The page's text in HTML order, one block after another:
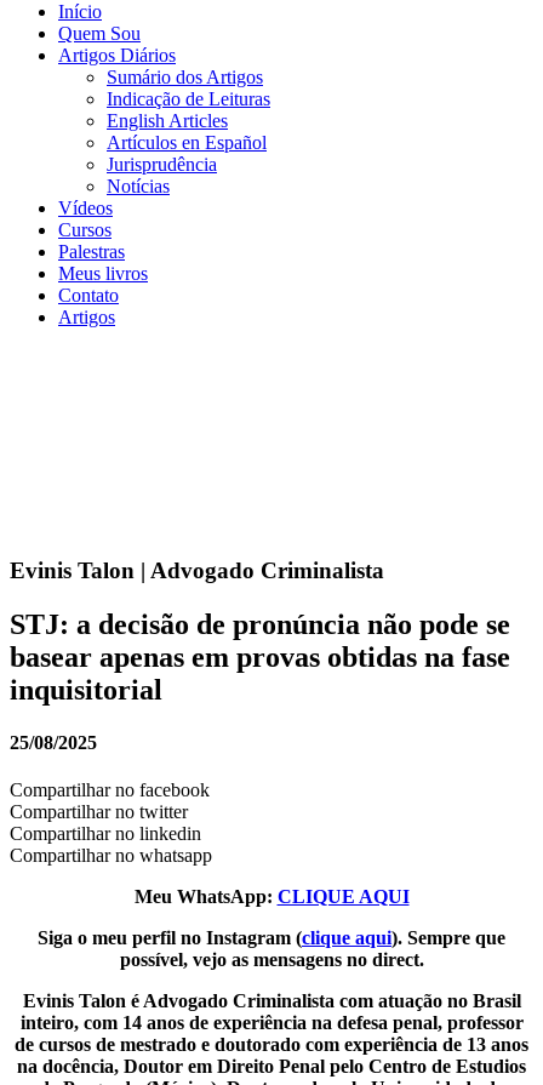
Início
Quem Sou
Artigos Diários
Sumário dos Artigos
Indicação de Leituras
English Articles
Artículos en Español
Jurisprudência
Notícias
Vídeos
Cursos
Palestras
Meus livros
Contato
Artigos
Evinis Talon | Advogado Criminalista
STJ: a decisão de pronúncia não pode se
basear apenas em provas obtidas na fase
inquisitorial
25/08/2025
Compartilhar no facebook
Compartilhar no twitter
Compartilhar no linkedin
Compartilhar no whatsapp
Meu WhatsApp: CLIQUE AQUI
Siga o meu perfil no Instagram (clique aqui). Sempre que
possível, vejo as mensagens no direct.
Evinis Talon é Advogado Criminalista com atuação no Brasil
inteiro, com 14 anos de experiência na defesa penal, professor
de cursos de mestrado e doutorado com experiência de 13 anos
na docência, Doutor em Direito Penal pelo Centro de Estudios